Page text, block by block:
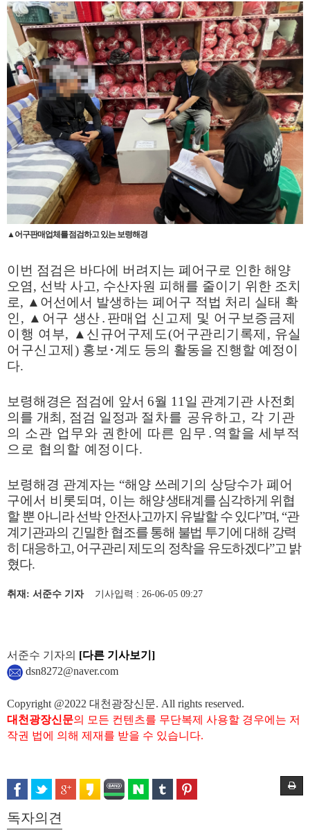
▲어구판매업체를 점검하고 있는 보령해경
이번 점검은 바다에 버려지는 폐어구로 인한 해양
오염, 선박 사고, 수산자원 피해를 줄이기 위한 조치
로, ▲ 어선에서 발생하는 폐어구 적법 처리 실태 확
인 , ▲ 어구 생산․ 판매업 신고제 및 어구보증금제
이행 여부, ▲ 신규어구제도(어구관리기록제 , 유실
어구신고제 ) 홍보･계도 등의 활동을 진행할 예정이
다.
보령해경은 점검에 앞서6월 11일 관계기관 사전회
의를 개최 , 점검 일정과 절차를 공유하고, 각 기관
의 소관 업무와 권한에 따른 임무 ․ 역할을 세부적
으로 협의할 예정이다.
보령해경 관계자는 “해양 쓰레기의 상당수가 폐어
구에서 비롯되며 , 이는 해양 생태계를 심각하게 위협
할 뿐 아니라 선박 안전사고까지 유발할 수 있다”며, “관
계기관과의 긴밀한 협조를 통해 불법 투기에 대해 강력
히 대응하고,어구관리 제도의 정착을 유도하겠다”고 밝
혔다.
취재: 서준수 기자기사입력 : 26-06-05 09:27
서준수 기자의
[다른 기사보기]
dsn8272@naver.com
Copyright @2022 대천광장신문. All rights reserved.
대천광장신문의 모든 컨텐츠를 무단복제 사용할 경우에는 저
작권 법에 의해 제재를 받을 수 있습니다.
독자의견